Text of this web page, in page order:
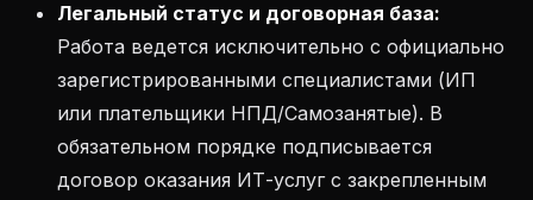
Легальный статус и договорная база:
Работа ведется исключительно с официально
зарегистрированными специалистами (ИП
или плательщики НПД/Самозанятые). В
обязательном порядке подписывается
договор оказания ИТ-услуг с закрепленным